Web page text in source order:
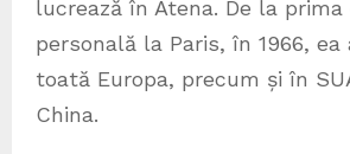
lucrează în Atena. De la prima
personală la Paris, în 1966, ea
toată Europa, precum și în
China.